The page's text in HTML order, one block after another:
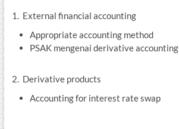
1. External financial accounting
Appropriate accounting method
PSAK mengenai derivative accounting
2. Derivative products
Accounting for interest rate swap